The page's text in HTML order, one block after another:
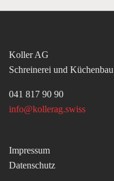
Koller AG
Schreinerei und Küchenbau
041 817 90 90
info@kollerag.swiss
Impressum
Datenschutz